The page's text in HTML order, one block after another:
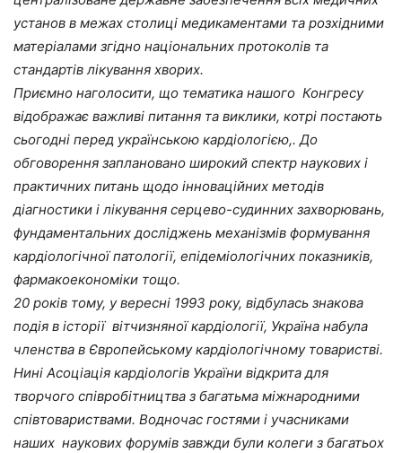
установ в межах столиці медикаментами та розхідними
матеріалами згідно національних протоколів та
стандартів лікування хворих.
Приємно наголосити, що тематика нашого Конгресу
відображає важливі питання та виклики, котрі постають
сьогодні перед українською кардіологією,. До
обговорення заплановано широкий спектр наукових і
практичних питань щодо інноваційних методів
діагностики і лікування серцево-судинних захворювань,
фундаментальних досліджень механізмів формування
кардіологічної патології, епідеміологічних показників,
фармакоекономіки тощо.
20 років тому, у вересні 1993 року, відбулась знакова
подія в історії вітчизняної кардіології, Україна набула
членства в Європейському кардіологічному товаристві.
Нині Асоціація кардіологів України відкрита для
творчого співробітництва з багатьма міжнародними
співтовариствами. Водночас гостями і учасниками
наших наукових форумів завжди були колеги з багатьох